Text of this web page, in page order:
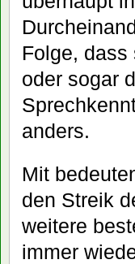
Folge,
oder sogar
anders.
Mit
den Streik
weitere
immer